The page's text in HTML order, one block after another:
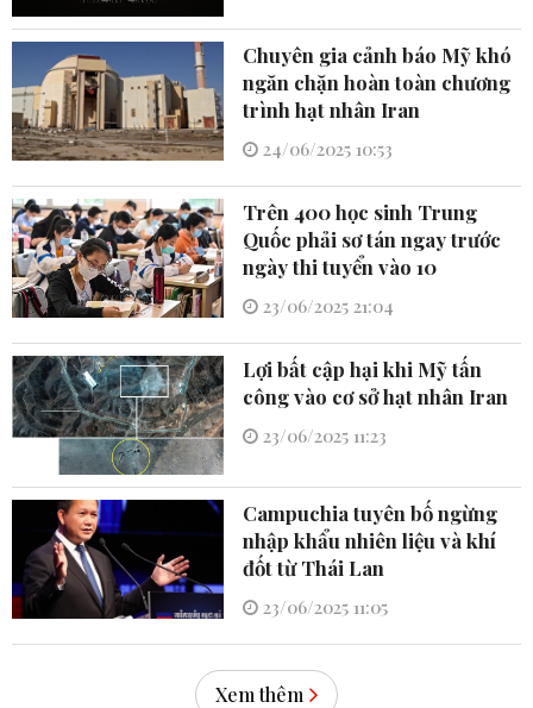
Chuyên gia cảnh báo Mỹ khó
ngăn chặn hoàn toàn chương
trình hạt nhân Iran
24/06/2025 10:53
Trên 400 học sinh Trung
Quốc phải sơ tán ngay trước
ngày thi tuyển vào 10
23/06/2025 21:04
Lợi bất cập hại khi Mỹ tấn
công vào cơ sở hạt nhân Iran
23/06/2025 11:23
Campuchia tuyên bố ngừng
nhập khẩu nhiên liệu và khí
đốt từ Thái Lan
23/06/2025 11:05
Xem thêm